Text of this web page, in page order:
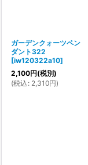
ガーデンクォーツペン
ダント322
[iw120322a10]
2,100円(税別)
(税込 : 2,310円)